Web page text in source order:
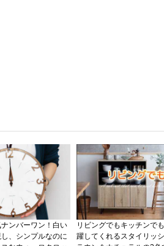
ンバーワン！白い
、シンプルなのに
リビングでもキッチンで
躍してくれるスタイリッ